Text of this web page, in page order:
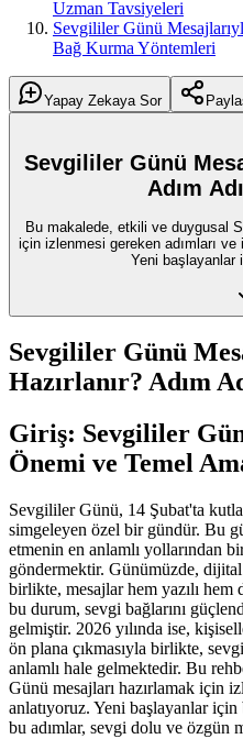
Uzman Tavsiyeleri
Sevgililer Günü
Bağ Kurma Yöntemleri
Yapay Zekaya Sor
Sevgililer Günü
Adım
Bu makalede, etkili ve duygusal
için izlenmesi gereken adımları ve
Yeni başlayanlar
Sevgililer Günü
Hazırlanır? Adım
Giriş: Sevgililer
Önemi ve Temel
Sevgililer Günü, 14 Şubat'ta
simgeleyen özel bir gündür. Bu
etmenin en anlamlı yollarından
göndermektir. Günümüzde,
birlikte, mesajlar hem yazılı hem
bu durum, sevgi bağlarını
gelmiştir. 2026 yılında ise,
ön plana çıkmasıyla birlikte,
anlamlı hale gelmektedir. Bu
Günü mesajları hazırlamak için
anlatıyoruz. Yeni başlayanlar
bu adımlar, sevgi dolu ve özgün